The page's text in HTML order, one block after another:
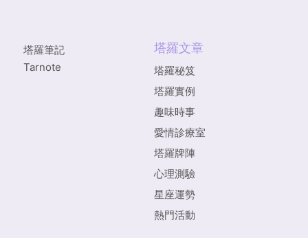
塔羅筆記
Tarnote
塔羅文章
塔羅秘笈
塔羅實例
趣味時事
愛情診療室
塔羅牌陣
心理測驗
星座運勢
熱門活動